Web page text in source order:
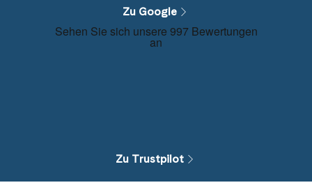
Zu Google
Zu Trustpilot